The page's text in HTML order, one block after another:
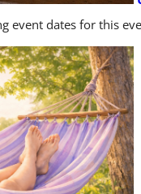
event dates for this